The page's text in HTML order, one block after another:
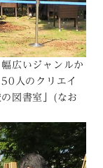
広いジャンルか
人のクリエイ
図書室」(なお